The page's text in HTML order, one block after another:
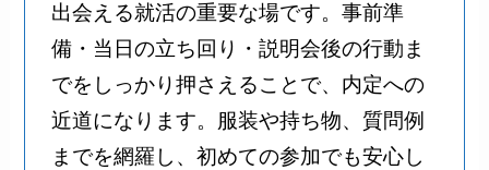
出会える就活の重要な場です。事前準
備・当日の立ち回り・説明会後の行動ま
でをしっかり押さえることで、内定への
近道になります。服装や持ち物、質問例
までを網羅し、初めての参加でも安心し